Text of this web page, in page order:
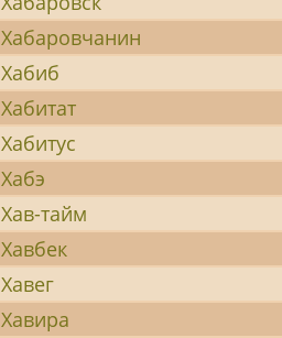
Хабаровчанин
Хабиб
Хабитат
Хабитус
Хабэ
Хав-тайм
Хавбек
Хавег
Хавира